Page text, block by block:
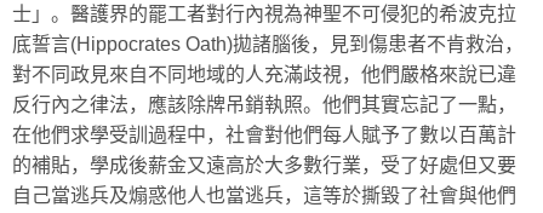
士」。醫護界的罷工者對行內視為神聖不可侵犯的希波克拉
底誓言(Hippocrates Oath)拋諸腦後，見到傷患者不肯救治，
對不同政見來自不同地域的人充滿歧視，他們嚴格來說已違
反行內之律法，應該除牌吊銷執照。他們其實忘記了一點，
在他們求學受訓過程中，社會對他們每人賦予了數以百萬計
的補貼，學成後薪金又遠高於大多數行業，受了好處但又要
自己當逃兵及煽惑他人也當逃兵，這等於撕毀了社會與他們